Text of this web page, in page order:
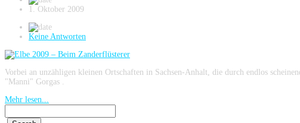
1. Oktober 2009
Keine Antworten
Vorbei an unzähligen kleinen Ortschaften in Sachsen-Anhalt, die durch endlos
"Manni" Gorgas .
Mehr lesen...